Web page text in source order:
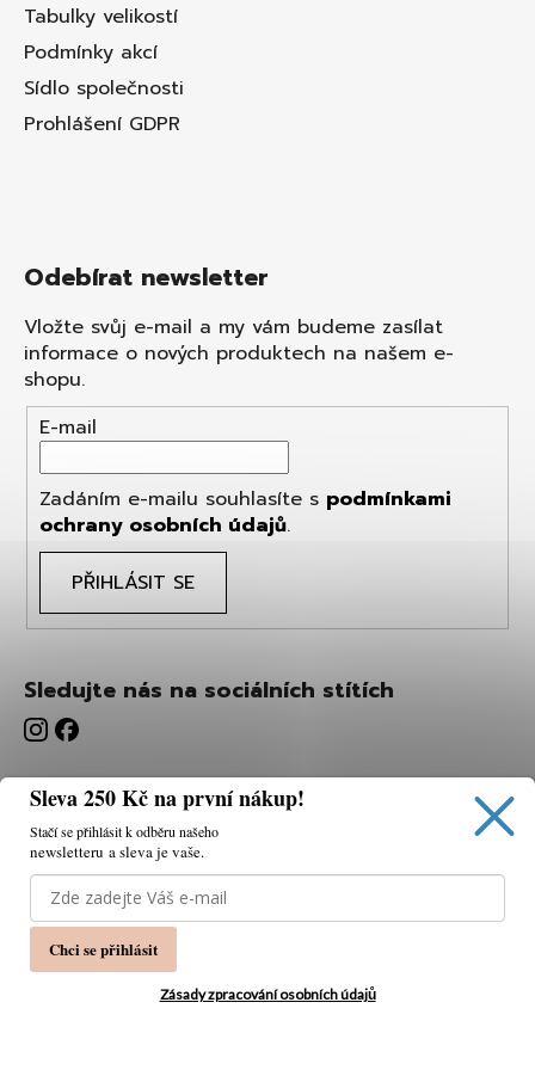
Používáme cookies, abychom vám umožnili pohodlné
prohlížení webu a díky analýze webu neustále zlepšovat
jeho funkce, výkon a použitelnost.
Tabulky velikostí
Podmínky akcí
Sídlo společnosti
Prohlášení GDPR
Odebírat newsletter
Vložte svůj e-mail a my vám budeme zasílat
informace o nových produktech na našem e-
shopu.
E-mail
Zadáním e-mailu souhlasíte s podmínkami
ochrany osobních údajů.
PŘIHLÁSIT SE
Sledujte nás na sociálních stítích
Sleva 250 Kč na první nákup!
Stačí se přihlásit k odběru našeho
newsletteru a sleva je vaše.
Chci se přihlásit
Zásady zpracování osobních údajů